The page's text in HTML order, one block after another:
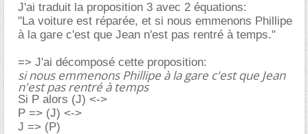
J'ai traduit la proposition 3 avec 2 équations:
"La voiture est réparée, et si nous emmenons Phillipe
à la gare c'est que Jean n'est pas rentré à temps."
=> J'ai décomposé cette proposition:
si nous emmenons Phillipe à la gare c'est que Jean
n'est pas rentré à temps
Si P alors (J) <->
P => (J) <->
J => (P)